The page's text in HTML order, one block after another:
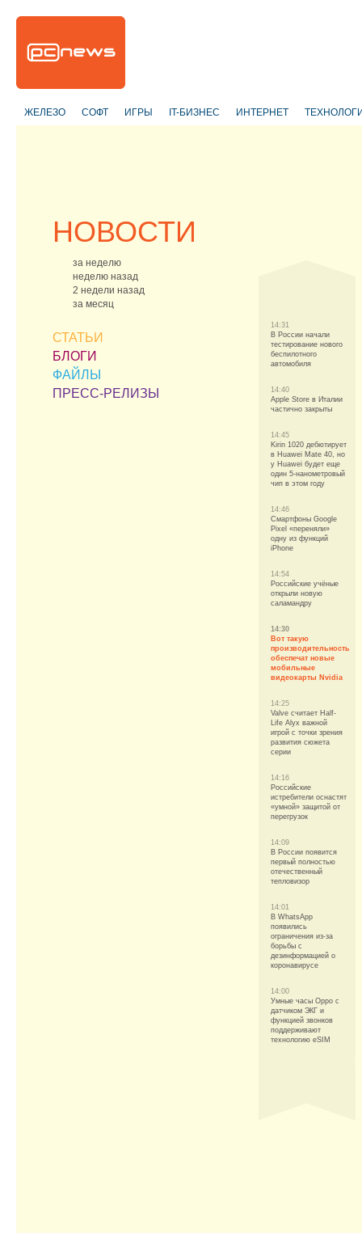
ЖЕЛЕЗО СОФТ ИГРЫ IT-БИЗНЕС ИНТЕРНЕТ
НОВОСТИ
за неделю
неделю назад
2 недели назад
за месяц
СТАТЬИ
БЛОГИ
ФАЙЛЫ
ПРЕСС-РЕЛИЗЫ
14:31
В России начали
тестирование нового
беспилотного
автомобиля
14:40
Apple Store в Италии
частично закрыты
14:45
Kirin 1020 дебютирует
в Huawei Mate 40, но
у Huawei будет еще
один 5-нанометровый
чип в этом году
14:46
Смартфоны Google
Pixel «переняли»
одну из функций
iPhone
14:54
Российские учёные
открыли новую
саламандру
14:30
Вот такую
производительность
обеспечат новые
мобильные
видеокарты Nvidia
14:25
Valve считает Half-
Life Alyx важной
игрой с точки зрения
развития сюжета
серии
14:16
Российские
истребители оснастят
«умной» защитой от
перегрузок
14:09
В России появится
первый полностью
отечественный
тепловизор
14:01
В WhatsApp
появились
ограничения из-за
борьбы с
дезинформацией о
коронавирусе
14:00
Умные часы Oppo с
датчиком ЭКГ и
функцией звонков
поддерживают
технологию eSIM